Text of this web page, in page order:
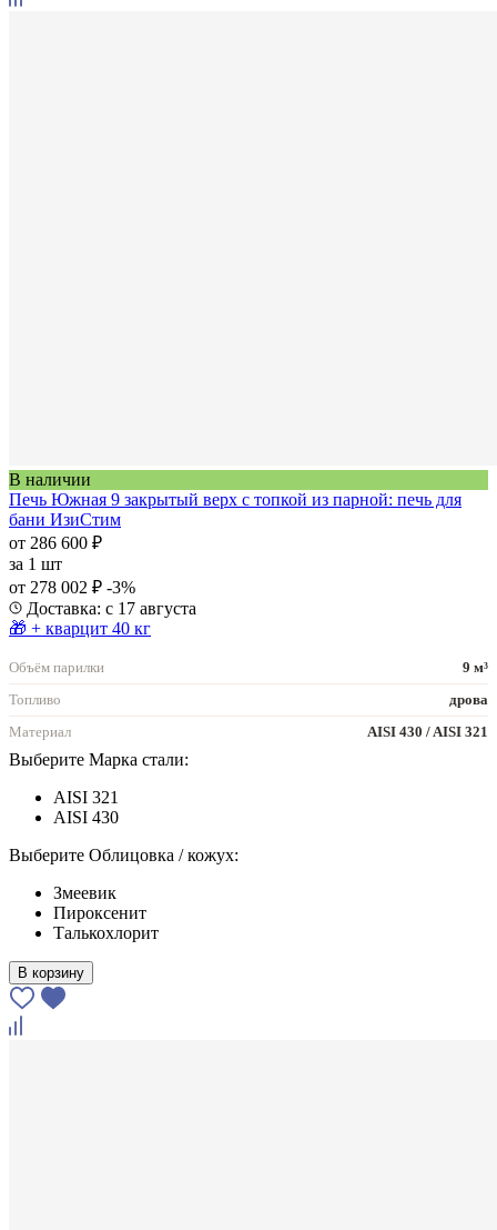
В наличии
Печь Южная 9 закрытый верх с топкой из парной: печь для
бани ИзиСтим
от 286 600 ₽
за 1 шт
от 278 002 ₽ -3%
Доставка: с 17 августа
🎁 + кварцит 40 кг
Объём парилки
9 м³
Топливо
дрова
Материал
AISI 430 / AISI 321
Выберите Марка стали:
AISI 321
AISI 430
Выберите Облицовка / кожух:
Змеевик
Пироксенит
Талькохлорит
В корзину